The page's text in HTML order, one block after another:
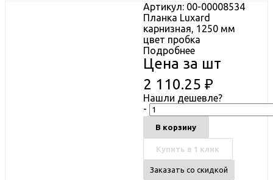
Артикул: 00-00008534
Планка Luxard
карнизная, 1250 мм
цвет пробка
Подробнее
Цена за шт
2 110.25 ₽
Нашли дешевле?
-
В корзину
Купить в 1 клик
Заказать со скидкой